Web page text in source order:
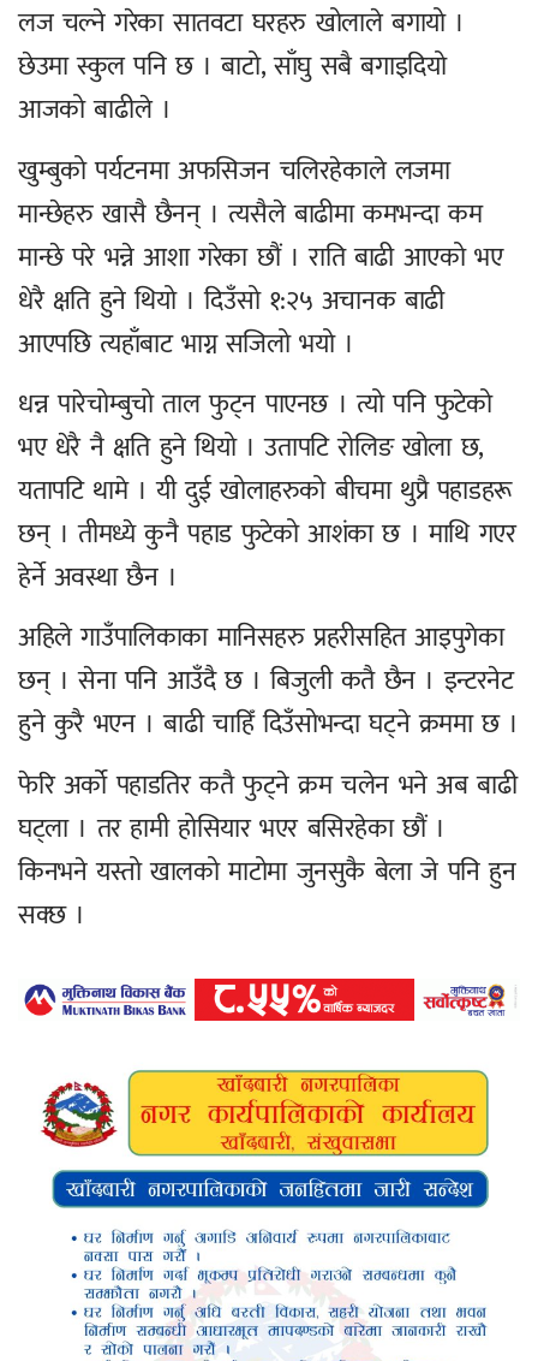
लज चल्ने गरेका सातवटा घरहरु खोलाले बगायो ।
छेउमा स्कुल पनि छ । बाटो, साँघु सबै बगाइदियो
आजको बाढीले ।
खुम्बुको पर्यटनमा अफसिजन चलिरहेकाले लजमा
मान्छेहरु खासै छैनन् । त्यसैले बाढीमा कमभन्दा कम
मान्छे परे भन्ने आशा गरेका छौं । राति बाढी आएको भए
धेरै क्षति हुने थियो । दिउँसो १:२५ अचानक बाढी
आएपछि त्यहाँबाट भाग्न सजिलो भयो ।
धन्न पारेचोम्बुचो ताल फुट्न पाएनछ । त्यो पनि फुटेको
भए धेरै नै क्षति हुने थियो । उतापटि रोलिङ खोला छ,
यतापटि थामे । यी दुई खोलाहरुको बीचमा थुप्रै पहाडहरू
छन् । तीमध्ये कुनै पहाड फुटेको आशंका छ । माथि गएर
हेर्ने अवस्था छैन ।
अहिले गाउँपालिकाका मानिसहरु प्रहरीसहित आइपुगेका
छन् । सेना पनि आउँदै छ । बिजुली कतै छैन । इन्टरनेट
हुने कुरै भएन । बाढी चाहिँ दिउँसोभन्दा घट्ने क्रममा छ ।
फेरि अर्को पहाडतिर कतै फुट्ने क्रम चलेन भने अब बाढी
घट्ला । तर हामी होसियार भएर बसिरहेका छौं ।
किनभने यस्तो खालको माटोमा जुनसुकै बेला जे पनि हुन
सक्छ ।